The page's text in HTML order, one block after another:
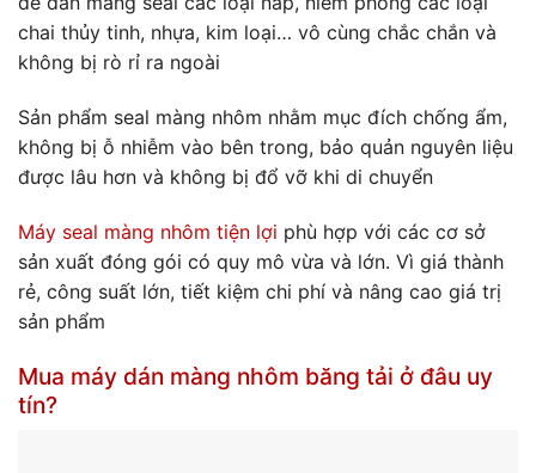
chai thủy tinh, nhựa, kim loại… vô cùng chắc chắn và
không bị rò rỉ ra ngoài
Sản phẩm seal màng nhôm nhằm mục đích chống ẩm,
không bị ỗ nhiễm vào bên trong, bảo quản nguyên liệu
được lâu hơn và không bị đổ vỡ khi di chuyển
Máy seal màng nhôm tiện lợi phù hợp với các cơ sở
sản xuất đóng gói có quy mô vừa và lớn. Vì giá thành
rẻ, công suất lớn, tiết kiệm chi phí và nâng cao giá trị
sản phẩm
Mua máy dán màng nhôm băng tải ở đâu uy
tín?